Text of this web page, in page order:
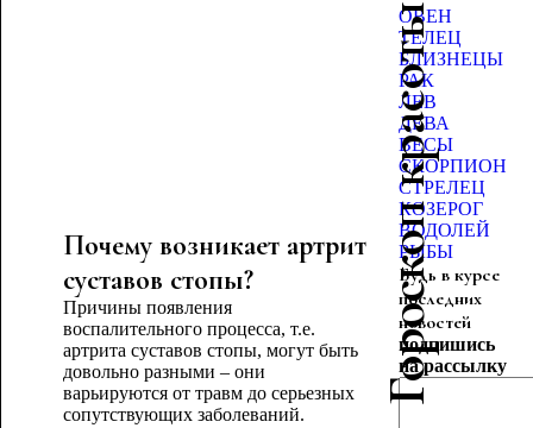
Почему возникает артрит
суставов стопы?
Причины появления
воспалительного процесса, т.е.
артрита суставов стопы, могут быть
довольно разными – они
варьируются от травм до серьезных
сопутствующих заболеваний.
Гороскоп красоты
ОВЕН
ТЕЛЕЦ
БЛИЗНЕЦЫ
РАК
ЛЕВ
ДЕВА
ВЕСЫ
СКОРПИОН
СТРЕЛЕЦ
КОЗЕРОГ
ВОДОЛЕЙ
РЫБЫ
Будь в курсе
последних
новостей
подпишись
на рассылку